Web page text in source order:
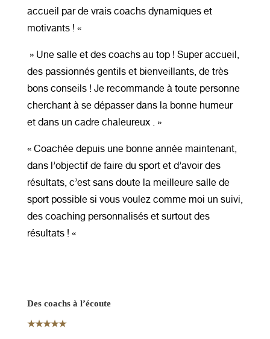
accueil par de vrais coachs dynamiques et
motivants ! «
» Une salle et des coachs au top ! Super accueil,
des passionnés gentils et bienveillants, de très
bons conseils ! Je recommande à toute personne
cherchant à se dépasser dans la bonne humeur
et dans un cadre chaleureux . »
« Coachée depuis une bonne année maintenant,
dans l’objectif de faire du sport et d’avoir des
résultats, c’est sans doute la meilleure salle de
sport possible si vous voulez comme moi un suivi,
des coaching personnalisés et surtout des
résultats ! «
Des coachs à l’écoute
★★★★★